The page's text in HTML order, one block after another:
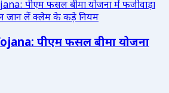
पीएम फसल बीमा योजना